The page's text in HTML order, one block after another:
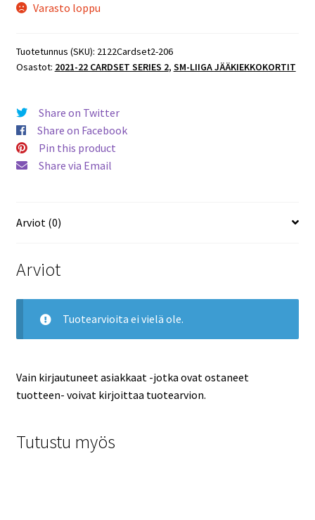
Varasto loppu
Tuotetunnus (SKU): 2122Cardset2-206
Osastot: 2021-22 CARDSET SERIES 2, SM-LIIGA JÄÄKIEKKOKORTIT
Share on Twitter
Share on Facebook
Pin this product
Share via Email
Arviot (0)
Arviot
Tuotearvioita ei vielä ole.
Vain kirjautuneet asiakkaat -jotka ovat ostaneet
tuotteen- voivat kirjoittaa tuotearvion.
Tutustu myös